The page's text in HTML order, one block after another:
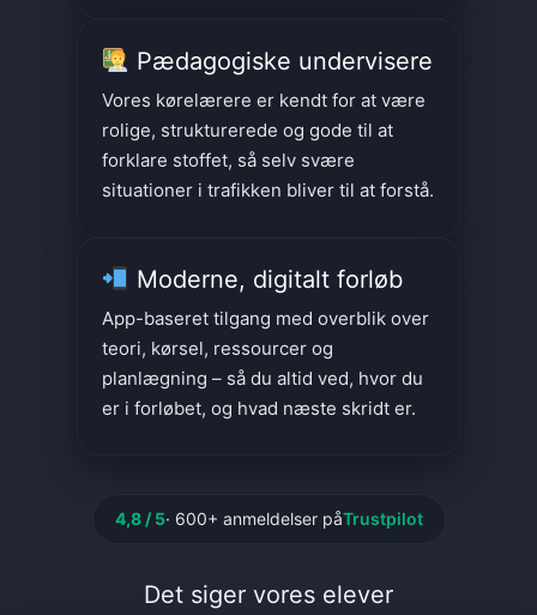
Pædagogiske undervisere
Vores kørelærere er kendt for at være
rolige, strukturerede og gode til at
forklare stoffet, så selv svære
situationer i trafikken bliver til at forstå.
Moderne, digitalt forløb
App-baseret tilgang med overblik over
teori, kørsel, ressourcer og
planlægning – så du altid ved, hvor du
er i forløbet, og hvad næste skridt er.
4,8 / 5· 600+ anmeldelser påTrustpilot
Det siger vores elever